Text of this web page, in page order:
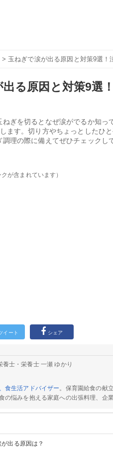
> 玉ねぎで涙が出る原因と対策9選！
る原因と対策9選
ねぎを切るとなぜ涙がでるか知
ます。切り方やちょっとしたひ
理の際に備えてぜひチェックし
が含まれています）
イート シェア
養士・栄養士 一瀬 ゆかり
食生活アドバイザー。保育園給食の献
の悩みを抱える家庭への出張料理、企
出る原因は？